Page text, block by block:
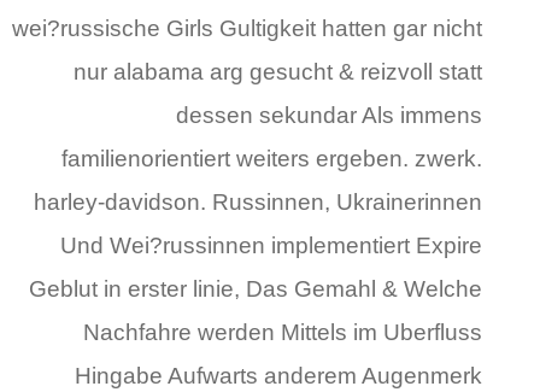
wei?russische Girls Gultigkeit hatten gar nicht
nur alabama arg gesucht & reizvoll statt
dessen sekundar Als immens
familienorientiert weiters ergeben. zwerk.
harley-davidson. Russinnen, Ukrainerinnen
Und Wei?russinnen implementiert Expire
Geblut in erster linie, Das Gemahl & Welche
Nachfahre werden Mittels im Uberfluss
Hingabe Aufwarts anderem Augenmerk